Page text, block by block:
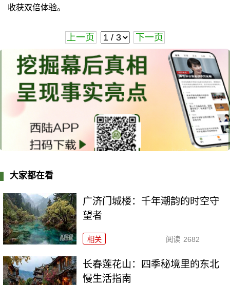
收获双倍体验。
上一页 下一页
大家都在看
广济门城楼：千年潮韵的时空守
望者
相关 阅读 2682
长春莲花山：四季秘境里的东北
慢生活指南